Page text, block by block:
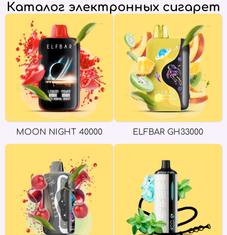
Каталог электронных сигарет
MOON NIGHT 40000 ELFBAR GH33000